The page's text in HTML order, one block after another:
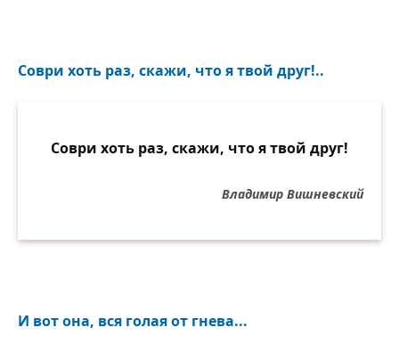
Соври хоть раз, скажи, что я твой друг!..
Соври хоть раз, скажи, что я твой друг!
Владимир Вишневский
И вот она, вся голая от гнева...